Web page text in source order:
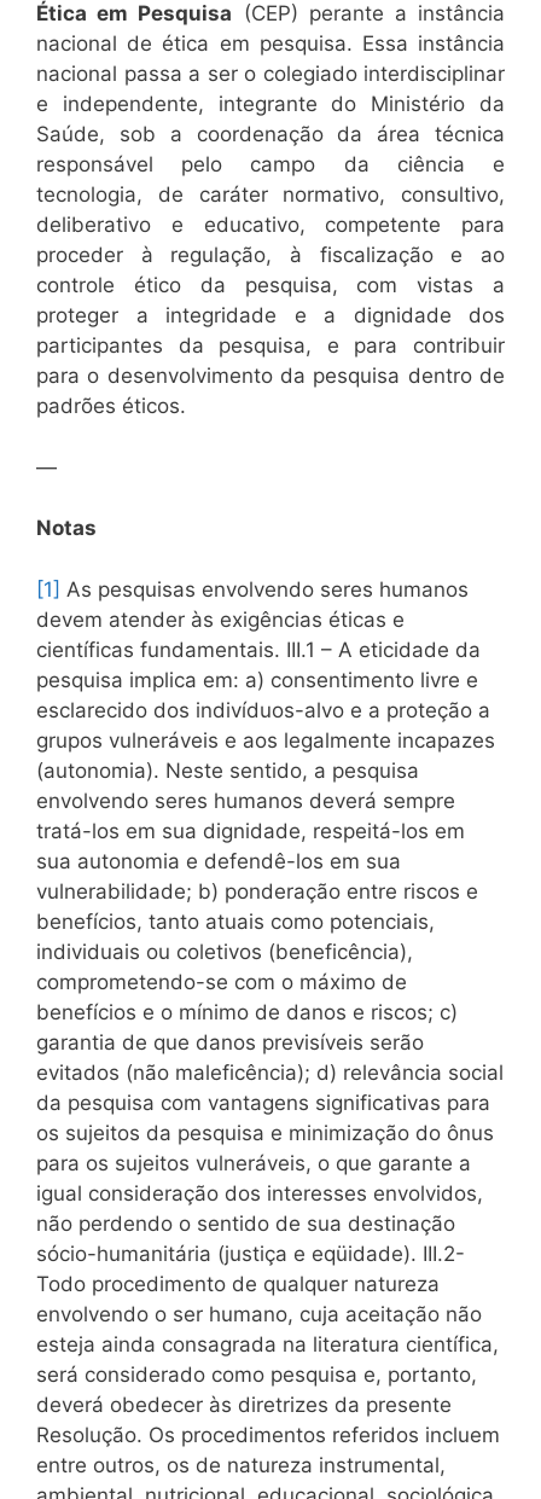
Ética em Pesquisa (CEP) perante a instância
nacional de ética em pesquisa. Essa instância
nacional passa a ser o colegiado interdisciplinar
e independente, integrante do Ministério da
Saúde, sob a coordenação da área técnica
responsável pelo campo da ciência e
tecnologia, de caráter normativo, consultivo,
deliberativo e educativo, competente para
proceder à regulação, à fiscalização e ao
controle ético da pesquisa, com vistas a
proteger a integridade e a dignidade dos
participantes da pesquisa, e para contribuir
para o desenvolvimento da pesquisa dentro de
padrões éticos.
—
Notas
[1] As pesquisas envolvendo seres humanos
devem atender às exigências éticas e
científicas fundamentais. III.1 – A eticidade da
pesquisa implica em: a) consentimento livre e
esclarecido dos indivíduos-alvo e a proteção a
grupos vulneráveis e aos legalmente incapazes
(autonomia). Neste sentido, a pesquisa
envolvendo seres humanos deverá sempre
tratá-los em sua dignidade, respeitá-los em
sua autonomia e defendê-los em sua
vulnerabilidade; b) ponderação entre riscos e
benefícios, tanto atuais como potenciais,
individuais ou coletivos (beneficência),
comprometendo-se com o máximo de
benefícios e o mínimo de danos e riscos; c)
garantia de que danos previsíveis serão
evitados (não maleficência); d) relevância social
da pesquisa com vantagens significativas para
os sujeitos da pesquisa e minimização do ônus
para os sujeitos vulneráveis, o que garante a
igual consideração dos interesses envolvidos,
não perdendo o sentido de sua destinação
sócio-humanitária (justiça e eqüidade). III.2-
Todo procedimento de qualquer natureza
envolvendo o ser humano, cuja aceitação não
esteja ainda consagrada na literatura científica,
será considerado como pesquisa e, portanto,
deverá obedecer às diretrizes da presente
Resolução. Os procedimentos referidos incluem
entre outros, os de natureza instrumental,